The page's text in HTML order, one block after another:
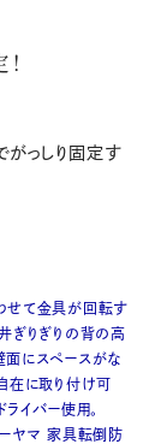
がっしり固定す
せて金具が回転す
ぎりぎりの背の高
面にスペースがな
在に取り付け可
ライバー使用。
ーヤマ 家具転倒防